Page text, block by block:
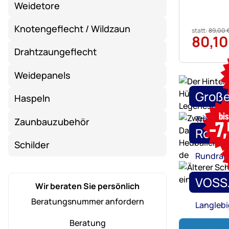
Weidetore
Knotengeflecht / Wildzaun
Drahtzaungeflecht
Weidepanels
Haspeln
Zaunbauzubehör
Schilder
Wir beraten Sie persönlich
Beratungsnummer anfordern
Beratung
statt:89,00
80,10
-